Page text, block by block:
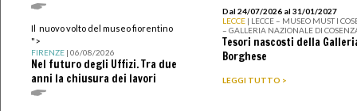
Il nuovo volto del museo fiorentino
">
FIRENZE| 06/08/2026
Nel futuro degli Uffizi. Tra due
anni la chiusura dei lavori
Dal 24/07/2026 al 31/01/2027
LECCE | LECCE – MUSEO MUST I
– GALLERIA NAZIONALE DI
Tesori nascosti della
Borghese
LEGGI TUTTO >